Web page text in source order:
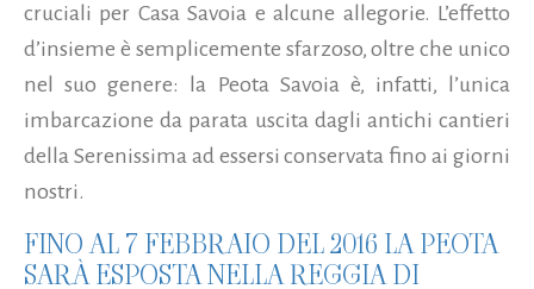
cruciali per Casa Savoia e alcune allegorie. L’effetto
d’insieme è semplicemente sfarzoso, oltre che unico
nel suo genere: la Peota Savoia è, infatti, l’unica
imbarcazione da parata uscita dagli antichi cantieri
della Serenissima ad essersi conservata fino ai giorni
nostri.
FINO AL 7 FEBBRAIO DEL 2016 LA PEOTA
SARÀ ESPOSTA NELLA REGGIA DI